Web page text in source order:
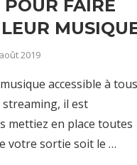
FAIRE
2019
accessible à tous
il est
mettiez en place toutes
votre sortie soit le …